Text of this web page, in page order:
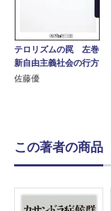
テロリズムの罠 左巻
新自由主義社会の行方
佐藤優
この著者の商品